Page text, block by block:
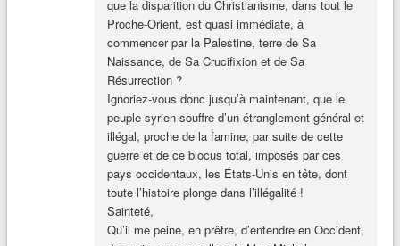
que la disparition du Christianisme, dans tout le
Proche-Orient, est quasi immédiate, à
commencer par la Palestine, terre de Sa
Naissance, de Sa Crucifixion et de Sa
Résurrection ?
Ignoriez-vous donc jusqu’à maintenant, que le
peuple syrien souffre d’un étranglement général et
illégal, proche de la famine, par suite de cette
guerre et de ce blocus total, imposés par ces
pays occidentaux, les États-Unis en tête, dont
toute l’histoire plonge dans l’illégalité !
Sainteté,
Qu’il me peine, en prêtre, d’entendre en Occident,